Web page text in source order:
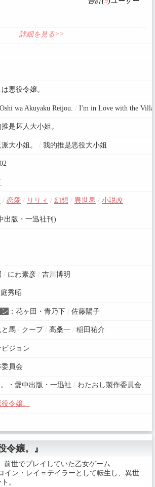
詳細を見る>>
悪役令嬢。
wa Akuyaku Reijou. /I'm in Love with the
是坏人大小姐。
大小姐。 /我的推是恶役大小姐
/ 恋愛 / リリィ / 幻想 / 異世界 / 小説改
出版・一迅社刊)
/にわ素彦 /吉川博明
秀昭
： 花ヶ田・青乃下 /佐藤陽子
と馬 /クープ /髙桑一 /稲田祐介
ジョン
員会
・愛中出版・一迅社 /わたおし製作委員会
令嬢。
令嬢。』
前世でプレイしていた乙女ゲーム
イン・レイ＝テイラーとして転生し、異世
。